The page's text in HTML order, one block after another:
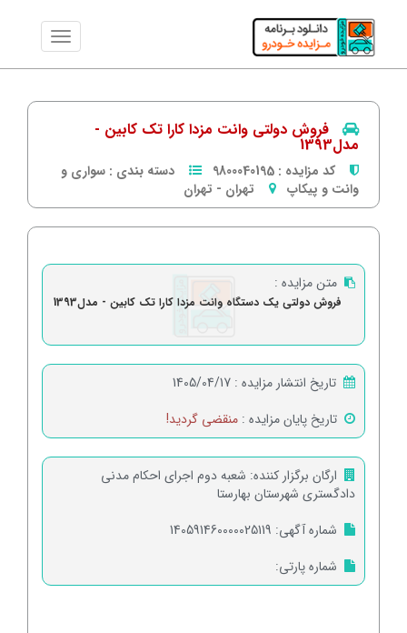
فروش دولتی وانت مزدا کارا تک کابین -
مدل1393
کد مزایده : 9800040195 دسته بندی : سواری و
وانت و پیکاپ
تهران - تهران
متن مزایده :
فروش دولتی یک دستگاه وانت مزدا کارا تک کابین - مدل1393
تاریخ انتشار مزایده : 1405/04/17
تاریخ پایان مزایده : منقضی گردید!
ارگان برگزار کننده: شعبه دوم اجرای احکام مدنی
دادگستری شهرستان بهارستا
شماره آگهی: 140591460000025119
شماره پارتی: